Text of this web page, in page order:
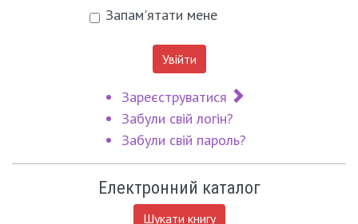
Запам'ятати мене
Увійти
Зареєструватися
Забули свій логін?
Забули свій пароль?
Електронний каталог
Шукати книгу